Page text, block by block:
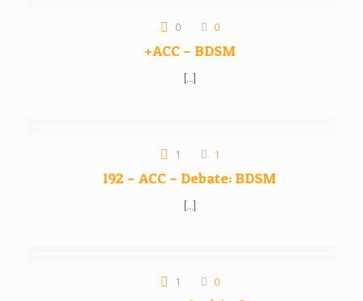
0 0
+ACC – BDSM
[…]
1 1
192 – ACC – Debate: BDSM
[…]
1 0